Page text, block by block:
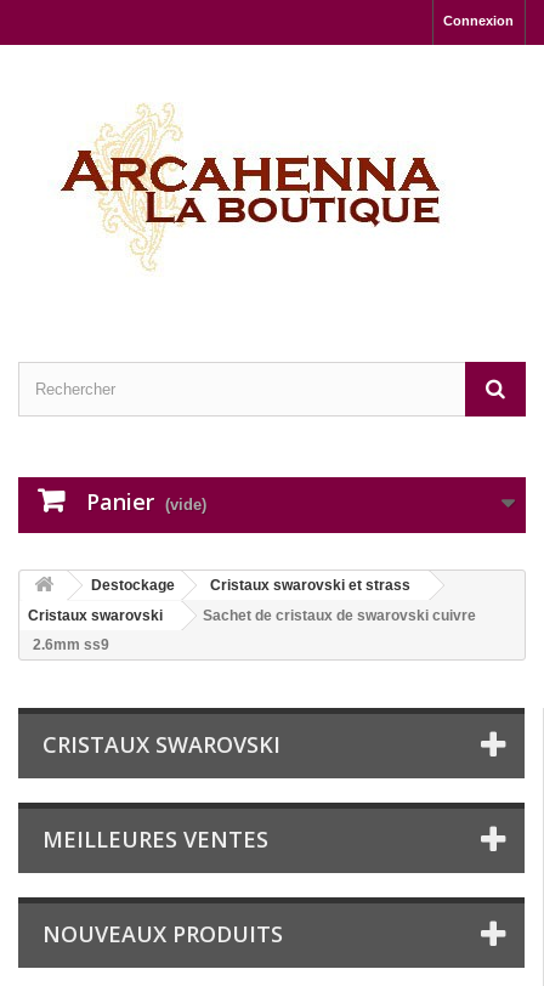
Connexion
Panier (vide)
Destockage
Cristaux swarovski et strass
Cristaux swarovski
Sachet de cristaux de swarovski cuivre
2.6mm ss9
CRISTAUX SWAROVSKI
MEILLEURES VENTES
NOUVEAUX PRODUITS